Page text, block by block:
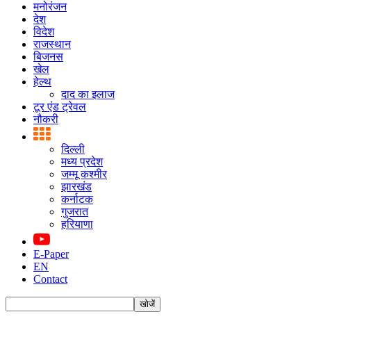
मनोरंजन
देश
विदेश
राजस्थान
बिजनस
खेल
हेल्थ
दाद का इलाज
टूर एंड ट्रेवल
नौकरी
दिल्ली
मध्य प्रदेश
जम्मू कश्मीर
झारखंड
कर्नाटक
गुजरात
हरियाणा
E-Paper
EN
Contact